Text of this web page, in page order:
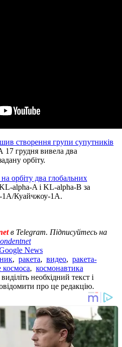
створення групи супутників
грудня вивела два
орбіту.
орбіту два глобальних
alpha-A і KL-alpha-B за
1A/Куайчжоу-1А.
в Telegram. Підписуйтесь на
News
, ракета, видео, ракета-
космоса, космонавтика
необхідний текст і
про це редакцію.